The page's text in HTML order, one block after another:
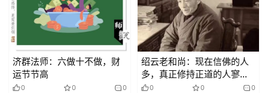
济群法师：六做十不做，财
运节节高
0 0 0
绍云老和尚：现在信佛的人
多，真正修持正道的人寥寥
无几！为什么呢？
0 0 0